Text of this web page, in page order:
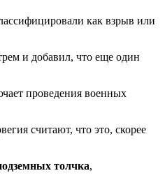
как взрыв или
и добавил, что еще один
проведения военных
считают, что это, скорее
толчка,